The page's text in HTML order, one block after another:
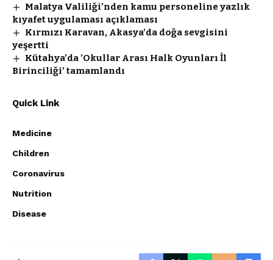
Malatya Valiliği’nden kamu personeline yazlık
kıyafet uygulaması açıklaması
Kırmızı Karavan, Akasya’da doğa sevgisini
yeşertti
Kütahya’da ’Okullar Arası Halk Oyunları İl
Birinciliği’ tamamlandı
Quick Link
Medicine
Children
Coronavirus
Nutrition
Disease